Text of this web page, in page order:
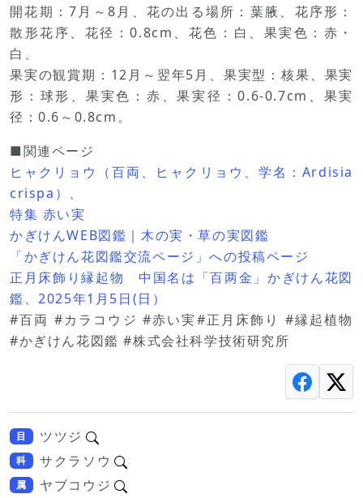
開花期：7月～8月、花の出る場所：葉腋、花序形：
散形花序、花径：0.8cm、花色：白、果実色：赤・
白、
果実の観賞期：12月～翌年5月、果実型：核果、果実
形：球形、果実色：赤、果実径：0.6-0.7cm、果実
径：0.6～0.8cm。
■関連ページ
ヒャクリョウ（百両、ヒャクリョウ、学名：Ardisia
crispa） 、
特集 赤い実
かぎけんWEB図鑑｜木の実・草の実図鑑
「かぎけん花図鑑交流ページ」への投稿ページ
正月床飾り縁起物 中国名は「百两金」かぎけん花図
鑑、2025年1月5日(日）
#百両 #カラコウジ #赤い実#正月床飾り #縁起植物
#かぎけん花図鑑 #株式会社科学技術研究所
目 ツツジ
科 サクラソウ
属 ヤブコウジ